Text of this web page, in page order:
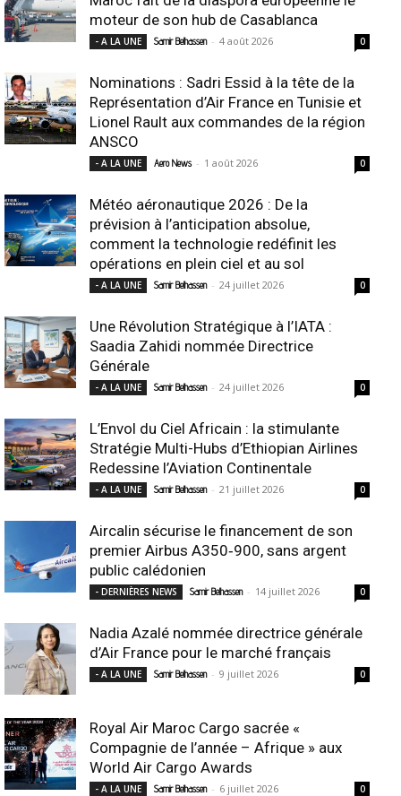
moteur de son hub de Casablanca
- A LA UNE Samir Belhassen - 4 août 2026 0
Nominations : Sadri Essid à la tête de la
Représentation d’Air France en Tunisie et
Lionel Rault aux commandes de la région
ANSCO
- A LA UNE Aero News - 1 août 2026 0
Météo aéronautique 2026 : De la
prévision à l’anticipation absolue,
comment la technologie redéfinit les
opérations en plein ciel et au sol
- A LA UNE Samir Belhassen - 24 juillet 2026 0
Une Révolution Stratégique à l’IATA :
Saadia Zahidi nommée Directrice
Générale
- A LA UNE Samir Belhassen - 24 juillet 2026 0
L’Envol du Ciel Africain : la stimulante
Stratégie Multi-Hubs d’Ethiopian Airlines
Redessine l’Aviation Continentale
- A LA UNE Samir Belhassen - 21 juillet 2026 0
Aircalin sécurise le financement de son
premier Airbus A350‑900, sans argent
public calédonien
- DERNIÈRES NEWS Samir Belhassen - 14 juillet 2026 0
Nadia Azalé nommée directrice générale
d’Air France pour le marché français
- A LA UNE Samir Belhassen - 9 juillet 2026 0
Royal Air Maroc Cargo sacrée «
Compagnie de l’année – Afrique » aux
World Air Cargo Awards
- A LA UNE Samir Belhassen - 6 juillet 2026 0